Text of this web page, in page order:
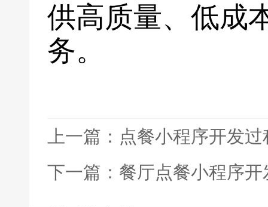
供高质量、低成
务。
上一篇：点餐小程序开发
下一篇：餐厅点餐小程序